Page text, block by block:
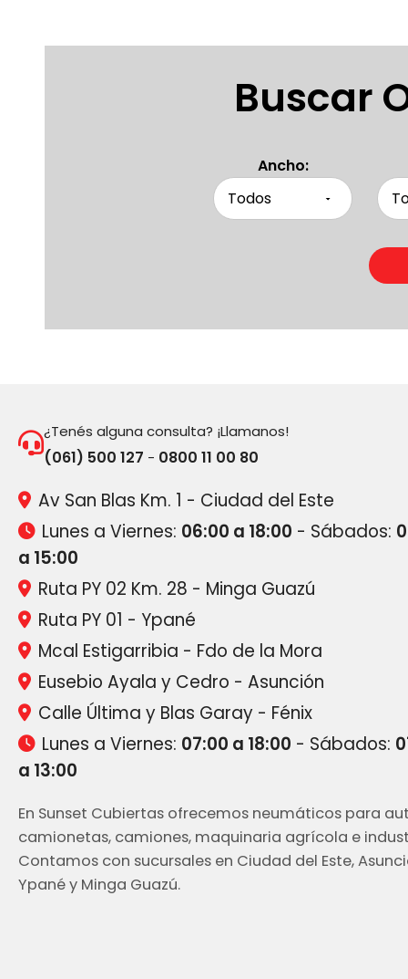
Buscar
Ancho:
¿Tenés alguna consulta? ¡Llamanos!
(061) 500 127 - 0800 11 00 80
Av San Blas Km. 1 - Ciudad del Este
Lunes a Viernes: 06:00 a 18:00 - Sábados:
a 15:00
Ruta PY 02 Km. 28 - Minga Guazú
Ruta PY 01 - Ypané
Mcal Estigarribia - Fdo de la Mora
Eusebio Ayala y Cedro - Asunción
Calle Última y Blas Garay - Fénix
Lunes a Viernes: 07:00 a 18:00 - Sábados:
a 13:00
En Sunset Cubiertas ofrecemos neumáticos para
camionetas, camiones, maquinaria agrícola e
Contamos con sucursales en Ciudad del Este,
Ypané y Minga Guazú.